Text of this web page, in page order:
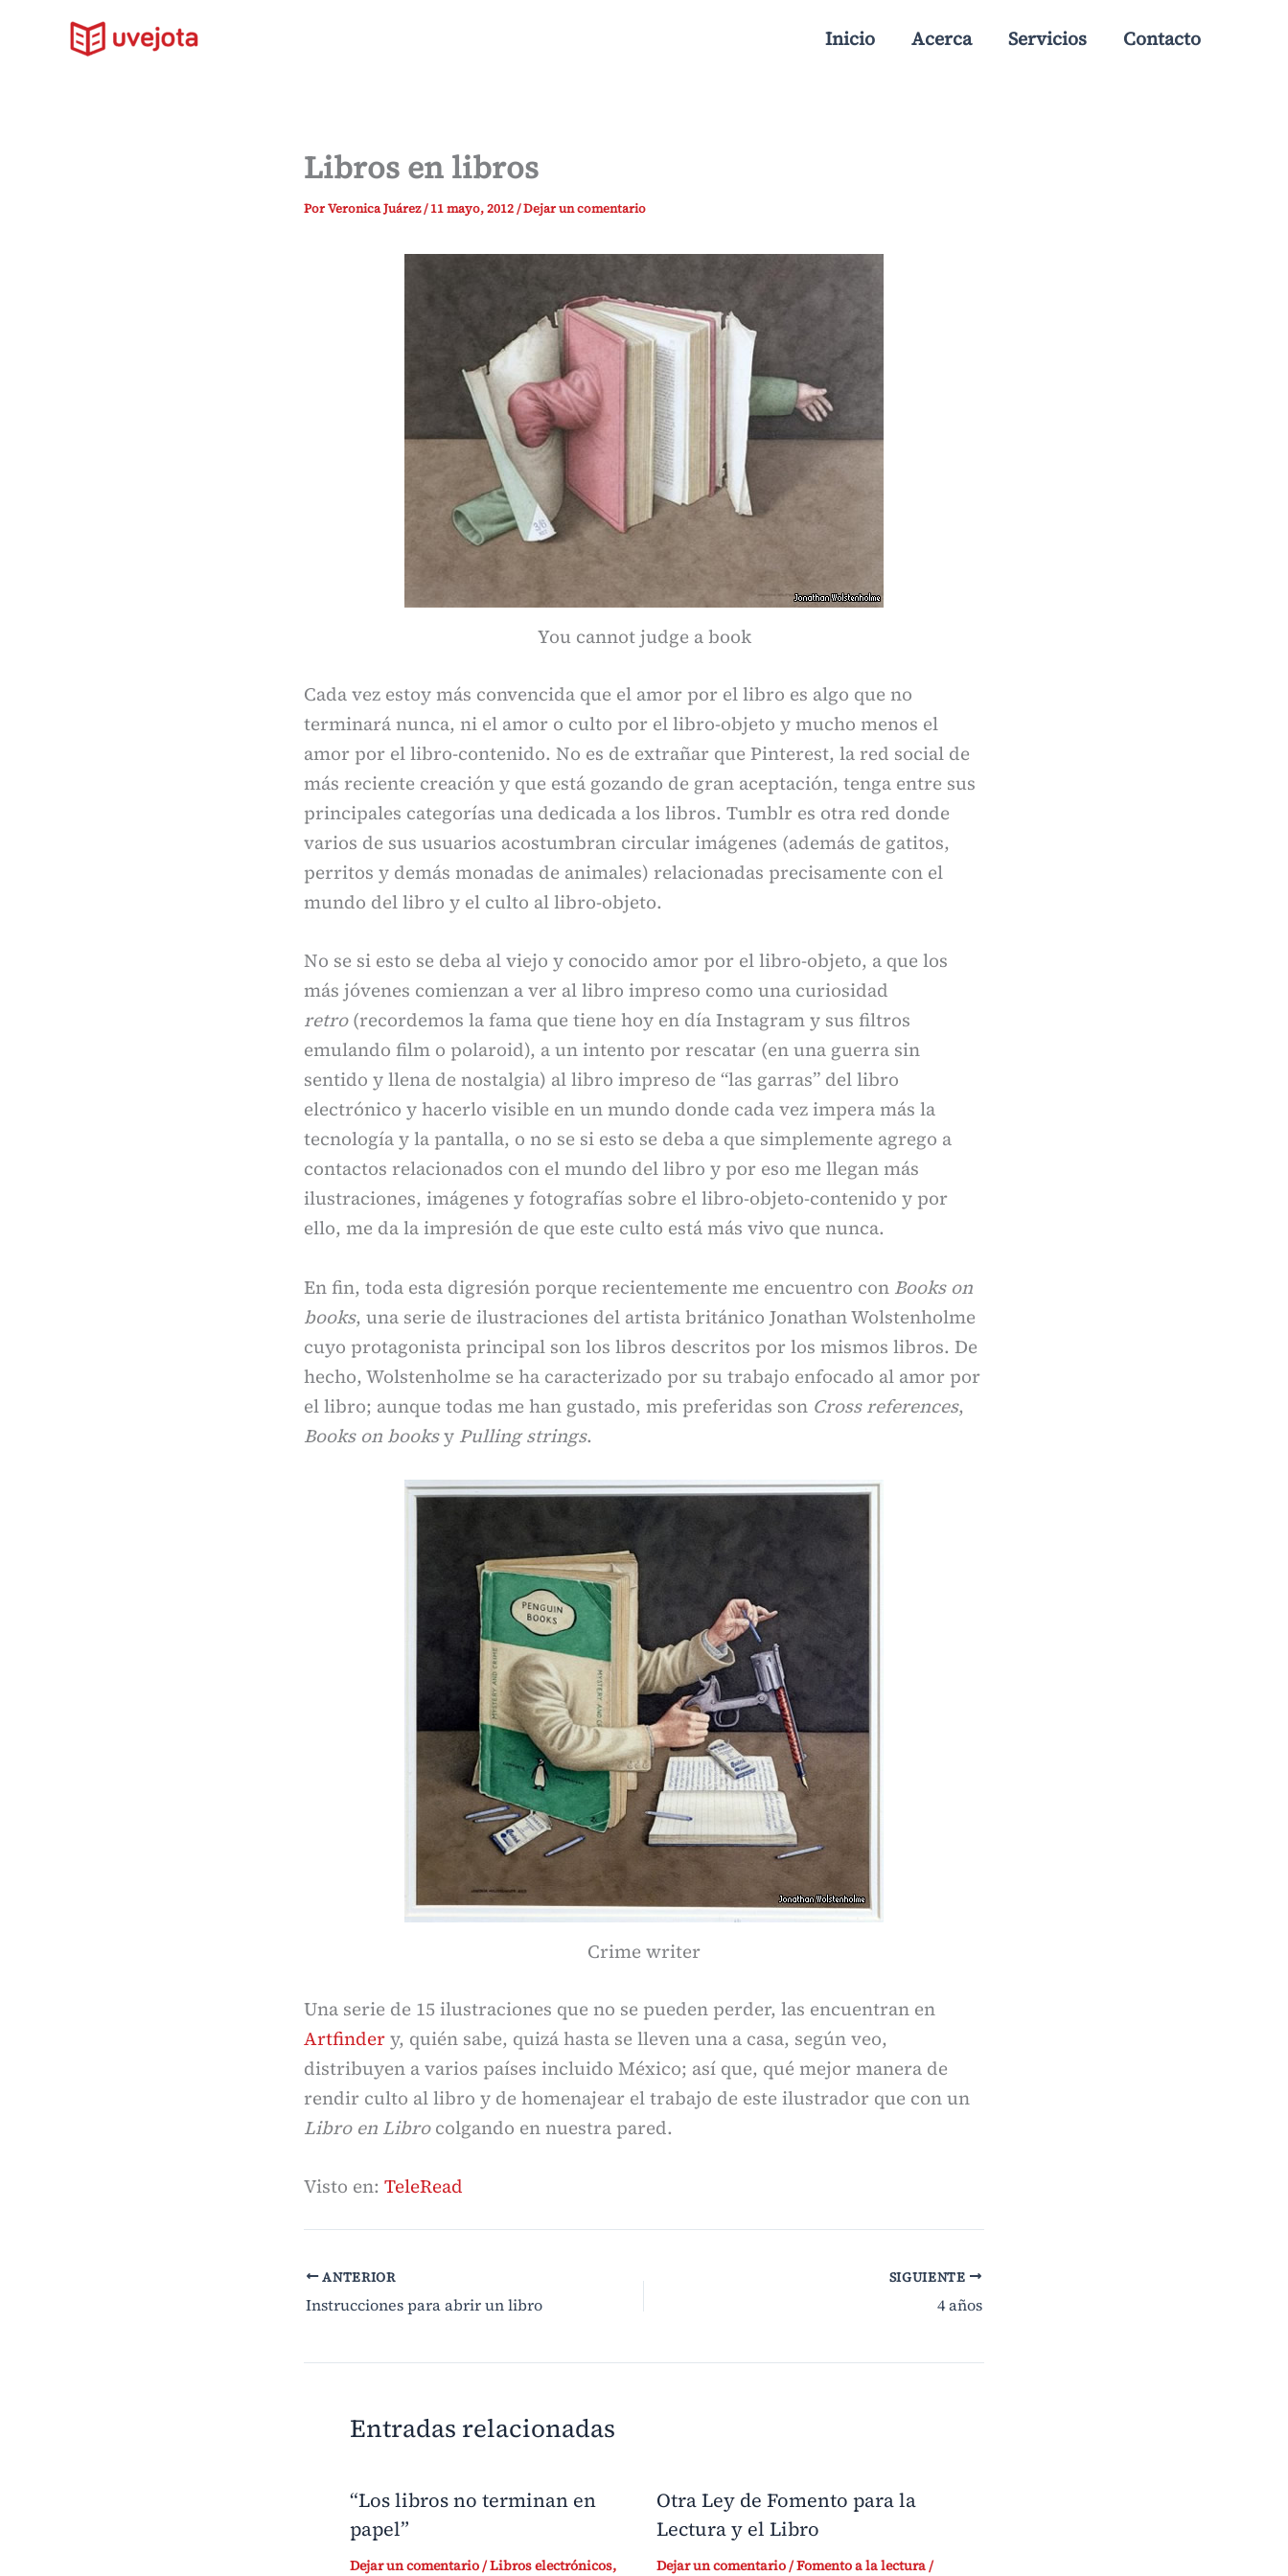
Inicio Acerca Servicios Contacto
Libros en libros
PorVeronica Juárez/11 mayo, 2012/Dejar un comentario
You cannot judge a book
Cada vez estoy más convencida que el amor por el libro es algo que no
terminará nunca, ni el amor o culto por el libro-objeto y mucho menos el
amor por el libro-contenido. No es de extrañar que Pinterest, la red social de
más reciente creación y que está gozando de gran aceptación, tenga entre sus
principales categorías una dedicada a los libros. Tumblr es otra red donde
varios de sus usuarios acostumbran circular imágenes (además de gatitos,
perritos y demás monadas de animales) relacionadas precisamente con el
mundo del libro y el culto al libro-objeto.
No se si esto se deba al viejo y conocido amor por el libro-objeto, a que los
más jóvenes comienzan a ver al libro impreso como una curiosidad
retro(recordemos la fama que tiene hoy en día Instagram y sus filtros
emulando film o polaroid), a un intento por rescatar (en una guerra sin
sentido y llena de nostalgia) al libro impreso de “las garras” del libro
electrónico y hacerlo visible en un mundo donde cada vez impera más la
tecnología y la pantalla, o no se si esto se deba a que simplemente agrego a
contactos relacionados con el mundo del libro y por eso me llegan más
ilustraciones, imágenes y fotografías sobre el libro-objeto-contenido y por
ello, me da la impresión de que este culto está más vivo que nunca.
En fin, toda esta digresión porque recientemente me encuentro con Books on
books, una serie de ilustraciones del artista británico Jonathan Wolstenholme
cuyo protagonista principal son los libros descritos por los mismos libros. De
hecho, Wolstenholme se ha caracterizado por su trabajo enfocado al amor por
el libro; aunque todas me han gustado, mis preferidas son Cross references,
Books on booksy Pulling strings.
Crime writer
Una serie de 15 ilustraciones que no se pueden perder, las encuentran en
Artfindery, quién sabe, quizá hasta se lleven una a casa, según veo,
distribuyen a varios países incluido México; así que, qué mejor manera de
rendir culto al libro y de homenajear el trabajo de este ilustrador que con un
Libro en Librocolgando en nuestra pared.
Visto en: TeleRead
ANTERIOR
Instrucciones para abrir un libro
SIGUIENTE
4 años
Entradas relacionadas
“Los libros no terminan en
papel”
Dejar un comentario/Libros electrónicos,
Otra Ley de Fomento para la
Lectura y el Libro
Dejar un comentario/Fomento a la lectura/